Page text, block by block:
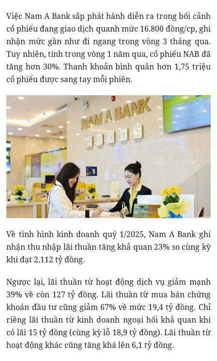
Việc Nam A Bank sắp phát hành diễn ra trong bối cảnh
cổ phiếu đang giao dịch quanh mức 16.800 đồng/cp, ghi
nhận mức gần như đi ngang trong vòng 3 tháng qua.
Tuy nhiên, tính trong vòng 1 năm qua, cổ phiếu NAB đã
tăng hơn 30%. Thanh khoản bình quân hơn 1,75 triệu
cổ phiếu được sang tay mỗi phiên.
Về tình hình kinh doanh quý 1/2025, Nam A Bank ghi
nhận thu nhập lãi thuần tăng khả quan 23% so cùng kỳ
khi đạt 2.112 tỷ đồng.
Ngược lại, lãi thuần từ hoạt động dịch vụ giảm mạnh
39% về còn 127 tỷ đồng. Lãi thuần từ mua bán chứng
khoán đầu tư cũng giảm 67% về mức 19,4 tỷ đồng. Chỉ
riêng lãi thuần từ kinh doanh ngoại hối khả quan khi
có lãi 15 tỷ đồng (cùng kỳ lỗ 18,9 tỷ đồng). Lãi thuần từ
hoạt động khác cũng tăng khá lên 6,1 tỷ đồng.